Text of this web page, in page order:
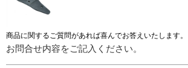
商品に関するご質問があれば喜んでお答えいたします。
お問合せ内容をご記入ください。